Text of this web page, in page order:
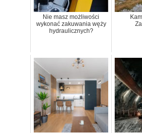
Nie masz możliwości
wykonać zakuwania węży
hydraulicznych?